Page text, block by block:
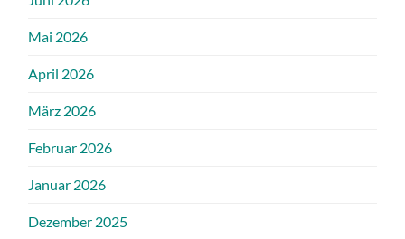
Mai 2026
April 2026
März 2026
Februar 2026
Januar 2026
Dezember 2025